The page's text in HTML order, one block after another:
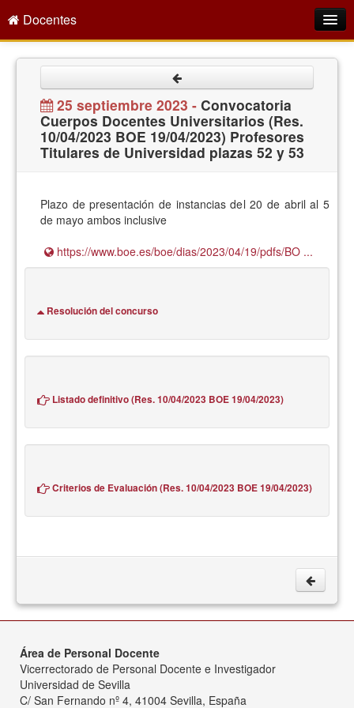
Docentes
Empleo Público
Gestión PDI
Formación y Evaluación
Acción Social
Directorio
25 septiembre 2023 - Convocatoria
Cuerpos Docentes Universitarios (Res.
10/04/2023 BOE 19/04/2023) Profesores
Titulares de Universidad plazas 52 y 53
Plazo de presentación de instancias del 20 de abril al 5
de mayo ambos inclusive
https://www.boe.es/boe/dias/2023/04/19/pdfs/BO ...
Resolución del concurso
Listado definitivo (Res. 10/04/2023 BOE 19/04/2023)
Criterios de Evaluación (Res. 10/04/2023 BOE 19/04/2023)
Área de Personal Docente
Vicerrectorado de Personal Docente e Investigador
Universidad de Sevilla
C/ San Fernando nº 4, 41004 Sevilla, España